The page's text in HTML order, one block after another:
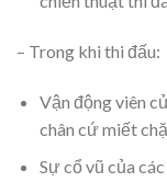
– Trong khi thi đấu:
Vận động viên
chân cứ miết
Sự cổ vũ của